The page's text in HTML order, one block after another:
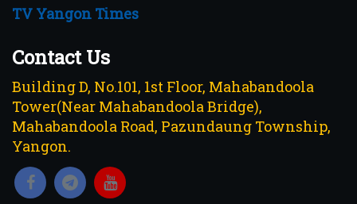
TV Yangon Times
Contact Us
Building D, No.101, 1st Floor, Mahabandoola
Tower(Near Mahabandoola Bridge),
Mahabandoola Road, Pazundaung Township,
Yangon.